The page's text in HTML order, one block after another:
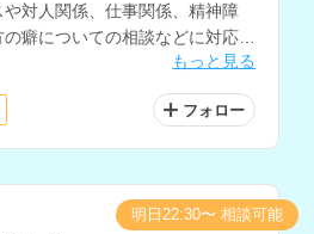
対人関係、仕事関係、精神障
癖についての相談などに対応さ
もっと見る
フォロー
明日22:30〜 相談可能